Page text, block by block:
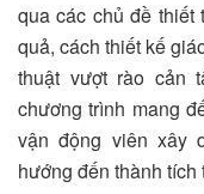
qua các chủ đề thiết
quả, cách thiết kế
thuật vượt rào cản
chương trình mang
vận động viên xây
hướng đến thành